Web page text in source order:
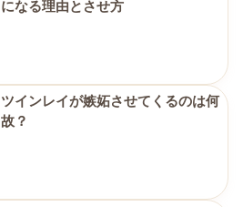
になる理由とさせ方
ツインレイが嫉妬させてくるのは何
故？